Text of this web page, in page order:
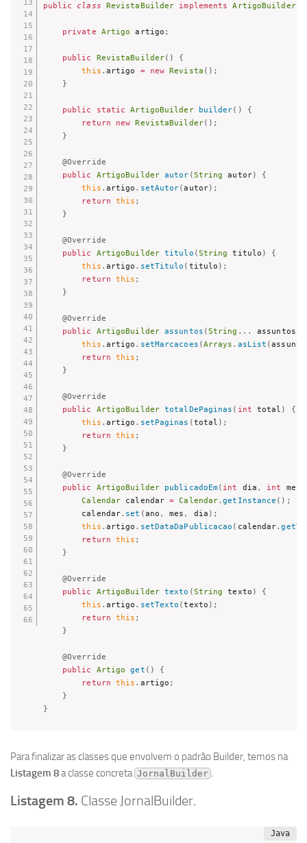
public class RevistaBuilder implements ArtigoBuilder
private Artigo artigo ;
public RevistaBuilder( )
{
this . artigo = new Revista ( ) ;
}
public static ArtigoBuilder builder( )
{
return
new RevistaBuilder( ) ;
}
@Override
public
ArtigoBuilder autor (String autor)
{
this . artigo . setAutor(autor) ;
return this ;
}
@Override
public
ArtigoBuilder titulo (String titulo )
{
this . artigo . setTitulo ( titulo ) ;
return this ;
}
@Override
public
ArtigoBuilder assuntos (String . . . assuntos
this . artigo . setMarcacoes (Arrays . asList (
return this ;
}
@Override
public
ArtigoBuilder totalDePaginas ( int total )
{
this . artigo . setPaginas (total ) ;
return this ;
}
@Override
public
ArtigoBuilder publicadoEm( int dia , int mes
Calendar calendar = Calendar.getInstance ( ) ;
        calendar
. set (ano , mes , dia ) ;
this . artigo . setDataDaPublicacao ( calendar.
return this ;
}
@Override
public
ArtigoBuilder texto (String texto )
{
this . artigo . setTexto (texto ) ;
return this ;
}
@Override
public
Artigo get ( )
{
return this . artigo ;
}
}
Para finalizar as classes que envolvem o padrão Builder, temos na
Listagem 8a classe concreta JornalBuilder .
Listagem 8. Classe JornalBuilder.